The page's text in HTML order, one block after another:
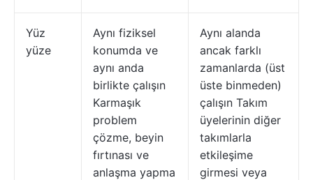
Yüz
yüze
Aynı fiziksel
konumda ve
aynı anda
birlikte çalışın
Karmaşık
problem
çözme, beyin
fırtınası ve
anlaşma yapma
Aynı alanda
ancak farklı
zamanlarda (üst
üste binmeden)
çalışın Takım
üyelerinin diğer
takımlarla
etkileşime
girmesi veya